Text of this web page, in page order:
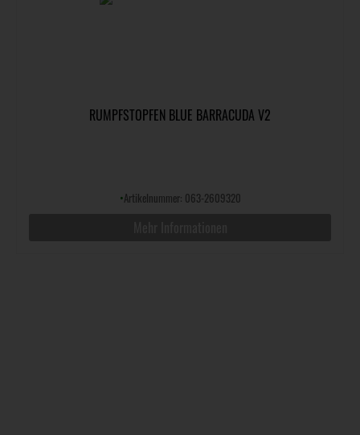
RUMPFSTOPFEN BLUE BARRACUDA V2
•Artikelnummer: 063-2609320